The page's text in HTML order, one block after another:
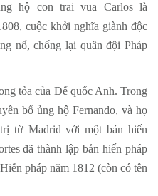
hộ con trai vua Carlos là
cuộc khởi nghĩa giành độc
nổ, chống lại quân đội Pháp
tỏa của Đế quốc Anh. Trong
bố ủng hộ Fernando, và họ
từ Madrid với một bản hiến
đã thành lập bản hiến pháp
pháp năm 1812 (còn có tên